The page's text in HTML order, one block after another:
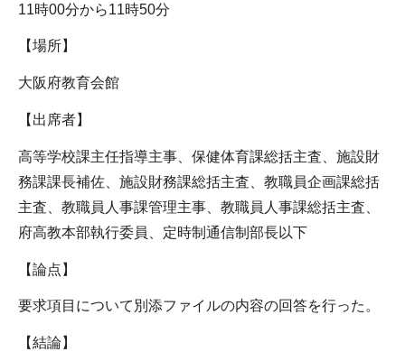
11時00分から11時50分
【場所】
大阪府教育会館
【出席者】
高等学校課主任指導主事、保健体育課総括主査、施設財
務課課長補佐、施設財務課総括主査、教職員企画課総括
主査、教職員人事課管理主事、教職員人事課総括主査、
府高教本部執行委員、定時制通信制部長以下
【論点】
要求項目について別添ファイルの内容の回答を行った。
【結論】